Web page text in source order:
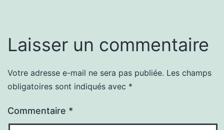
Laisser un commentaire
Votre adresse e-mail ne sera pas publiée. Les champs
obligatoires sont indiqués avec *
Commentaire *